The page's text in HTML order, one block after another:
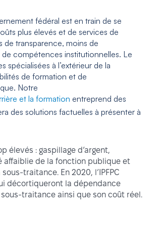
fédéral est en train de se
plus élevés et de services de
de transparence, moins de
compétences institutionnelles. Le
à l’extérieur de la
de formation et de
Notre
et la formation entreprend des
des solutions factuelles à présenter à
élevés : gaspillage d’argent,
affaiblie de la fonction publique et
traitance. En 2020, l’IPFPC
décortiqueront la dépendance
traitance ainsi que son coût réel.